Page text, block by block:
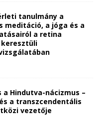
tanulmány a
meditáció, a jóga és a
a retina
a Hindutva-nácizmus –
a transzcendentális
vezetője